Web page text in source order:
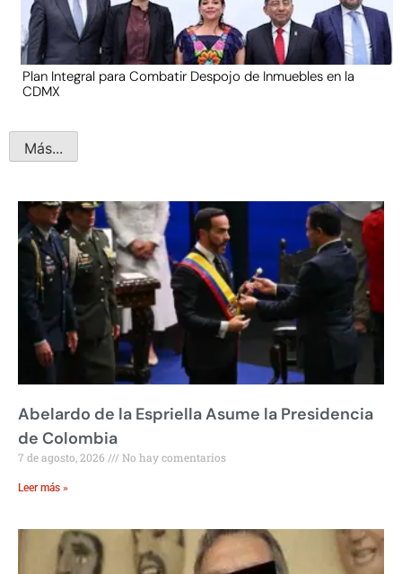
Plan Integral para Combatir Despojo de Inmuebles en la
CDMX
Más...
Abelardo de la Espriella Asume la Presidencia
de Colombia
7 de agosto, 2026 No hay comentarios
Leer más »